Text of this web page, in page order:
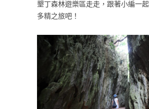
墾丁森林遊樂區走走，跟著小編一
多精之旅吧！